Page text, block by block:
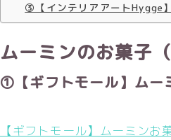
③【インテリアアートHygge
ムーミンのお菓子
①【ギフトモール】ムー
【ギフトモール】ムーミンお